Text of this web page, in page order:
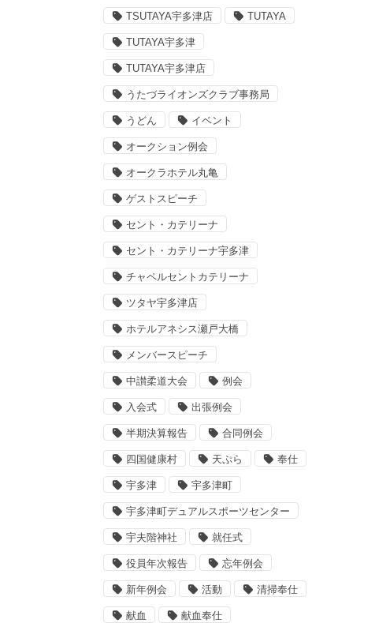
TSUTAYA宇多津店 TUTAYA
TUTAYA宇多津
TUTAYA宇多津店
うたづライオンズクラブ事務局
うどん イベント
オークション例会
オークラホテル丸亀
ゲストスピーチ
セント・カテリーナ
セント・カテリーナ宇多津
チャペルセントカテリーナ
ツタヤ宇多津店
ホテルアネシス瀬戸大橋
メンバースピーチ
中讃柔道大会 例会
入会式 出張例会
半期決算報告 合同例会
四国健康村 天ぷら 奉仕
宇多津 宇多津町
宇多津町デュアルスポーツセンター
宇夫階神社 就任式
役員年次報告 忘年例会
新年例会 活動 清掃奉仕
献血 献血奉仕